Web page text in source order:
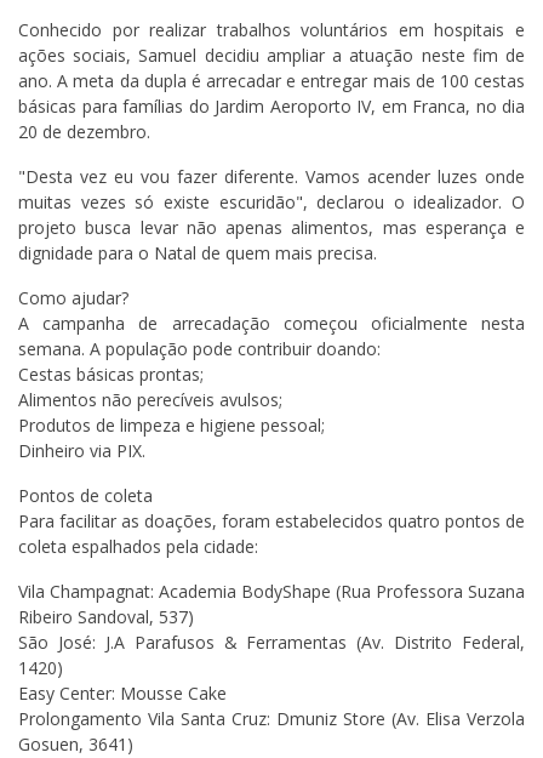
Conhecido por realizar trabalhos voluntários em hospitais e
ações sociais, Samuel decidiu ampliar a atuação neste fim de
ano. A meta da dupla é arrecadar e entregar mais de 100 cestas
básicas para famílias do Jardim Aeroporto IV, em Franca, no dia
20 de dezembro.
"Desta vez eu vou fazer diferente. Vamos acender luzes onde
muitas vezes só existe escuridão", declarou o idealizador. O
projeto busca levar não apenas alimentos, mas esperança e
dignidade para o Natal de quem mais precisa.
Como ajudar?
A campanha de arrecadação começou oficialmente nesta
semana. A população pode contribuir doando:
Cestas básicas prontas;
Alimentos não perecíveis avulsos;
Produtos de limpeza e higiene pessoal;
Dinheiro via PIX.
Pontos de coleta
Para facilitar as doações, foram estabelecidos quatro pontos de
coleta espalhados pela cidade:
Vila Champagnat: Academia BodyShape (Rua Professora Suzana
Ribeiro Sandoval, 537)
São José: J.A Parafusos & Ferramentas (Av. Distrito Federal,
1420)
Easy Center: Mousse Cake
Prolongamento Vila Santa Cruz: Dmuniz Store (Av. Elisa Verzola
Gosuen, 3641)